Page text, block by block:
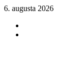
6. augusta 2026